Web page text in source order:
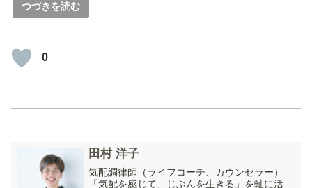
つづきを読む
0
田村 洋子
気配調律師（ライフコーチ、カウンセラー）
「気配を感じて、じぶんを生きる」を軸に活